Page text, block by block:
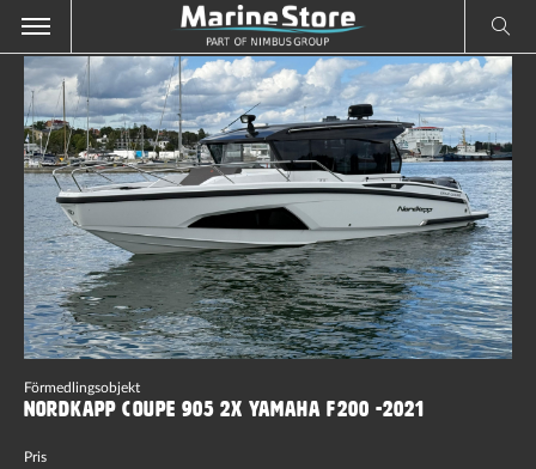
Förmedlingsobjekt
Nordkapp Coupe 905 2x Yamaha F200 -2021
Pris